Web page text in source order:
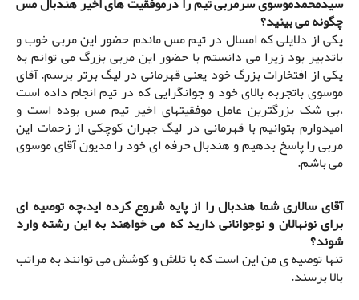
چگونه می بینید؟
یکی از دلایلی که امسال در تیم مس ماندم حضور این مربی خوب و
باتدبیر بود زیرا می دانستم با حضور این مربی بزرگ می توانم به
یکی از افتخارات بزرگ خود یعنی قهرمانی در لیگ برتر برسم. آقای
موسوی باتجربه بالای خود و جوانگرایی که در تیم انجام داده است
،بی شک بزرگترین عامل موفقیتهای اخیر تیم مس بوده است و
امیدوارم بتوانیم با قهرمانی در لیگ جبران کوچکی از زحمات این
مربی را پاسخ بدهیم و هندبال حرفه ای خود را مدیون آقای موسوی
می باشم.
آقای سالاری شما هندبال را از پایه شروع کرده اید،چه توصیه ای
برای نونهالان و نوجوانانی دارید که می خواهند به این رشته وارد
شوند؟
تنها توصیه ی من این است که با تلاش و کوشش می توانند به مراتب
بالا برسند.